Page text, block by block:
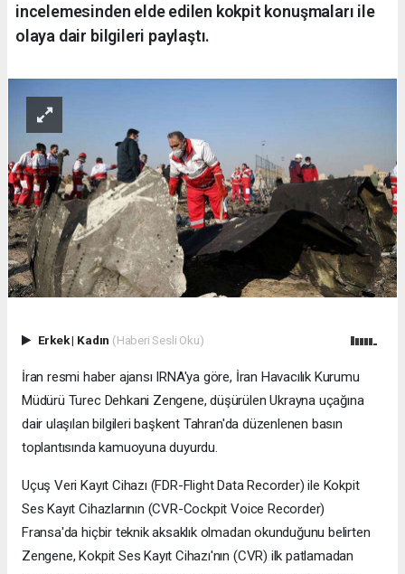
incelemesinden elde edilen kokpit konuşmaları ile
olaya dair bilgileri paylaştı.
Erkek| Kadın (Haberi Sesli Oku)
İran resmi haber ajansı IRNA'ya göre, İran Havacılık Kurumu
Müdürü Turec Dehkani Zengene, düşürülen Ukrayna uçağına
dair ulaşılan bilgileri başkent Tahran'da düzenlenen basın
toplantısında kamuoyuna duyurdu.
Uçuş Veri Kayıt Cihazı (FDR-Flight Data Recorder) ile Kokpit
Ses Kayıt Cihazlarının (CVR-Cockpit Voice Recorder)
Fransa'da hiçbir teknik aksaklık olmadan okunduğunu belirten
Zengene, Kokpit Ses Kayıt Cihazı'nın (CVR) ilk patlamadan